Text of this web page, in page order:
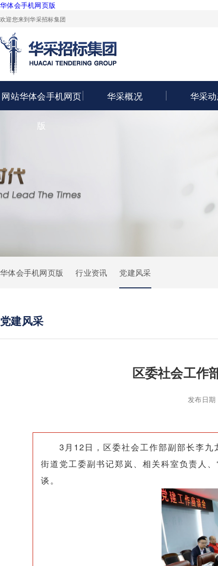
华体会手机网页版
欢迎您来到华采招标集团
网站华体会手机网页
版
华采概况 华采
华体会手机网页版 行业资讯 党建风采
党建风采
区委社会工作
发布日
3月12日，区委社会工作部副部长李九
街道党工委副书记郑岚、相关科室负责人
谈。